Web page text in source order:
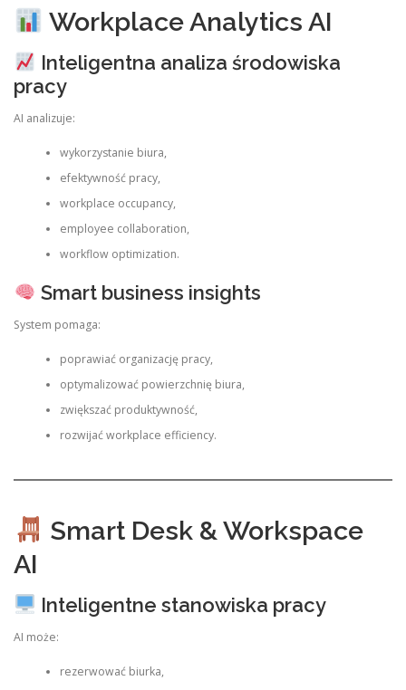
Workplace Analytics AI
Inteligentna analiza środowiska
pracy
AI analizuje:
wykorzystanie biura,
efektywność pracy,
workplace occupancy,
employee collaboration,
workflow optimization.
Smart business insights
System pomaga:
poprawiać organizację pracy,
optymalizować powierzchnię biura,
zwiększać produktywność,
rozwijać workplace efficiency.
Smart Desk & Workspace
AI
Inteligentne stanowiska pracy
AI może:
rezerwować biurka,